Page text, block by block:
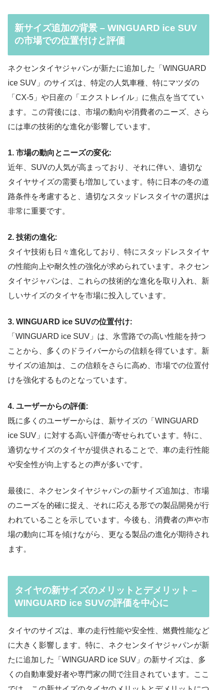
新サイズ追加の背景 – WINGUARD ice SUV
の市場での位置付けと評価
ネクセンタイヤジャパンが新たに追加した「WINGUARD
ice SUV」のサイズは、特定の人気車種、特にマツダの
「CX-5」や日産の「エクストレイル」に焦点を当ててい
ます。この背後には、市場の動向や消費者のニーズ、さら
には車の技術的な進化が影響しています。
1. 市場の動向とニーズの変化:
近年、SUVの人気が高まっており、それに伴い、適切な
タイヤサイズの需要も増加しています。特に日本の冬の道
路条件を考慮すると、適切なスタッドレスタイヤの選択は
非常に重要です。
2. 技術の進化:
タイヤ技術も日々進化しており、特にスタッドレスタイヤ
の性能向上や耐久性の強化が求められています。ネクセン
タイヤジャパンは、これらの技術的な進化を取り入れ、新
しいサイズのタイヤを市場に投入しています。
3. WINGUARD ice SUVの位置付け:
「WINGUARD ice SUV」は、氷雪路での高い性能を持つ
ことから、多くのドライバーからの信頼を得ています。新
サイズの追加は、この信頼をさらに高め、市場での位置付
けを強化するものとなっています。
4. ユーザーからの評価:
既に多くのユーザーからは、新サイズの「WINGUARD
ice SUV」に対する高い評価が寄せられています。特に、
適切なサイズのタイヤが提供されることで、車の走行性能
や安全性が向上するとの声が多いです。
最後に、ネクセンタイヤジャパンの新サイズ追加は、市場
のニーズを的確に捉え、それに応える形での製品開発が行
われていることを示しています。今後も、消費者の声や市
場の動向に耳を傾けながら、更なる製品の進化が期待され
ます。
タイヤの新サイズのメリットとデメリット –
WINGUARD ice SUVの評価を中心に
タイヤのサイズは、車の走行性能や安全性、燃費性能など
に大きく影響します。特に、ネクセンタイヤジャパンが新
たに追加した「WINGUARD ice SUV」の新サイズは、多
くの自動車愛好者や専門家の間で注目されています。ここ